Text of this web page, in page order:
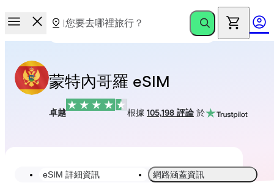
蒙特內哥羅 eSIM
卓越 根據 105,198 評論 於
eSIM 詳細資訊 網路涵蓋資訊